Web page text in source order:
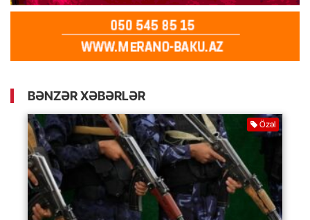
BƏNZƏR XƏBƏRLƏR
Özəl